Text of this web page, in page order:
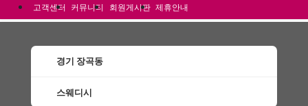
고객센터 커뮤니티 회원게시판 제휴안내
경기 장곡동
스웨디시